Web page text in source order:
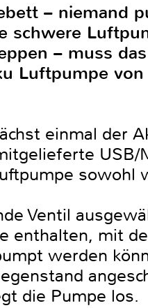
– niemand
schwere
– muss
Luftpumpe von
einmal der
USB/
sowohl
Ventil
enthalten, mit
werden
die Pumpe los.